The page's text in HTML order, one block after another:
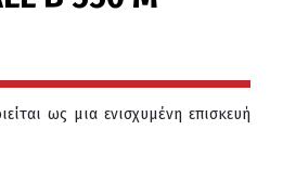
ως μια ενισχυμένη επισκευή